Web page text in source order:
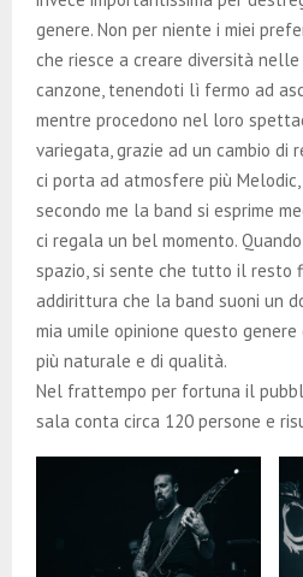
genere. Non per niente i miei
che riesce a creare diversità nelle
canzone, tenendoti lì fermo ad
mentre procedono nel loro
variegata, grazie ad un cambio di
ci porta ad atmosfere più
secondo me la band si esprime
ci regala un bel momento.
spazio, si sente che tutto il resto
addirittura che la band suoni un
mia umile opinione questo
più naturale e di qualità.
Nel frattempo per fortuna il
sala conta circa 120 persone e